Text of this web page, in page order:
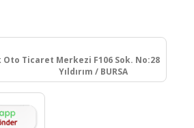
Ticaret Merkezi F106 Sok. No:28
/ BURSA